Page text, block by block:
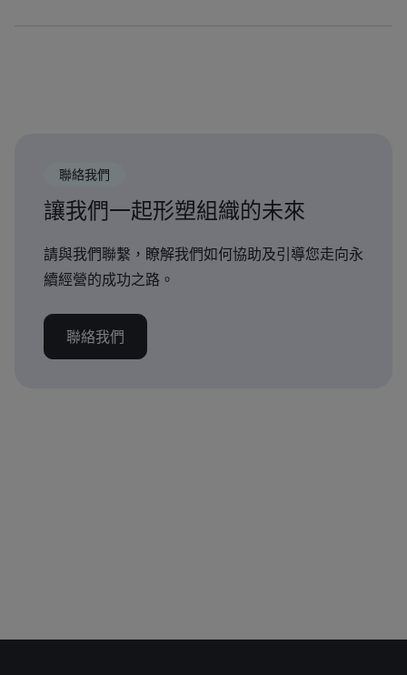
聯絡我們
讓我們一起形塑組織的未來
請與我們聯繫，瞭解我們如何協助及引導您走向永
續經營的成功之路。
聯絡我們